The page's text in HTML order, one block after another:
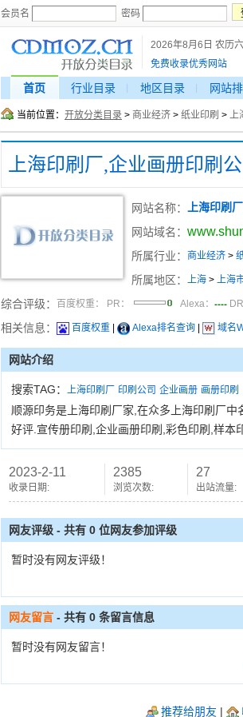
会员名 密码
2026年8月6日 农历
免费收录优秀网站
首页 行业目录 地区目录 网站
当前位置： 开放分类目录 > 商业经济 > 纸业印刷 > 上
上海印刷厂,企业画册印刷
网站名称： 上海印刷
网站域名：
所属行业： 商业经济 >
所属地区： 上海 > 上海
综合评级： 百度权重： PR： Alexa： ---- DR
相关信息： 百度权重 Alexa排名查询 域名
网站介绍
搜索TAG： 上海印刷厂 印刷公司 企业画册 画册印刷
顺源印务是上海印刷厂家,在众多上海印刷厂
好评.宣传册印刷,企业画册印刷,彩色印刷,样本
2023-2-11
收录日期:
2385
浏览次数:
27
出站流量:
网友评级 - 共有 0 位网友参加评级
暂时没有网友评级！
网友留言 - 共有 0 条留言信息
暂时没有网友留言！
推荐给朋友 |